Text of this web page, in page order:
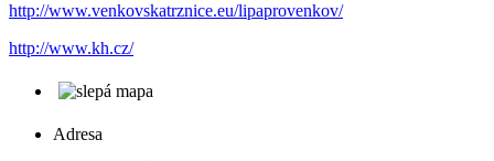
http://www.venkovskatrznice.eu/lipaprovenkov/
http://www.kh.cz/
Adresa